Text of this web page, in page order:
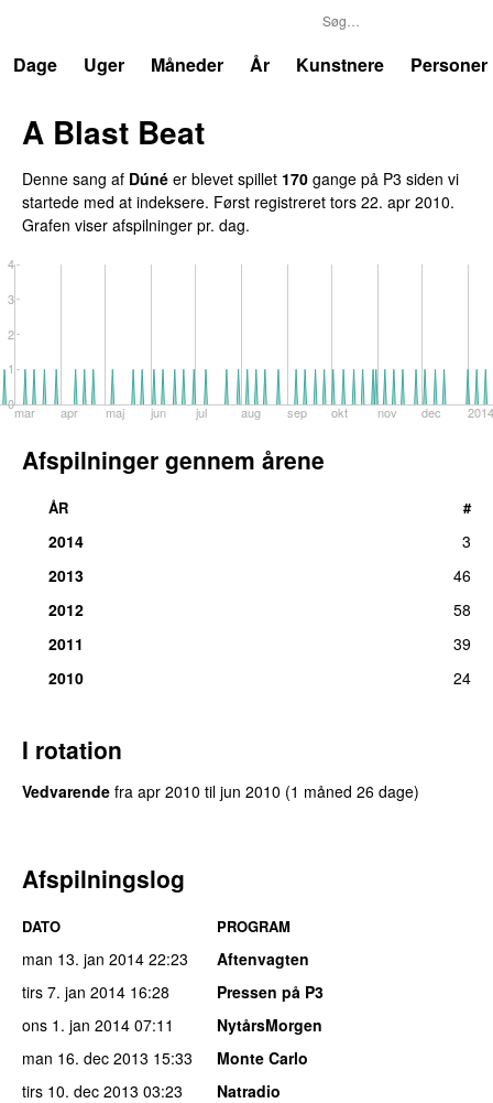
Dage
Uger Måneder År Kunstnere Personer
A Blast Beat
Denne sang af Dúné er blevet spillet 170 gange på P3 siden vi
startede med at indeksere. Først registreret tors 22. apr 2010.
Grafen viser afspilninger pr. dag.
mar apr maj jun jul aug sep okt nov dec
0
1
2
3
4
Afspilninger gennem årene
ÅR #
2014
3
2013
46
2012
58
2011
39
2010
24
I rotation
Vedvarende fra apr 2010 til jun 2010 (1 måned 26 dage)
Afspilningslog
DATO PROGRAM
man 13. jan 2014 22:23
Aftenvagten
tirs 7. jan 2014 16:28
Pressen på P3
ons 1. jan 2014 07:11
NytårsMorgen
man 16. dec 2013 15:33
Monte Carlo
tirs 10. dec 2013 03:23
Natradio